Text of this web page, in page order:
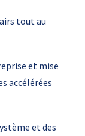
tout au
et mise
accélérées
et des